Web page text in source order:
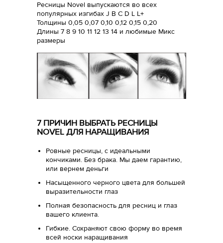
Ресницы Novel выпускаются во всех
популярных изгибах J B C D L L+
Толщины 0,05 0,07 0,10 0,12 0,15 0,20
Длины 7 8 9 10 11 12 13 14 и любимые Микс
размеры
7 ПРИЧИН ВЫБРАТЬ РЕСНИЦЫ
NOVEL ДЛЯ НАРАЩИВАНИЯ
Ровные ресницы, с идеальными
кончиками. Без брака. Мы даем гарантию,
или вернем деньги
Насыщенного черного цвета для большей
выразительности глаз
Полная безопасность для ресниц и глаз
вашего клиента.
Гибкие. Сохраняют свою форму во время
всей носки наращивания